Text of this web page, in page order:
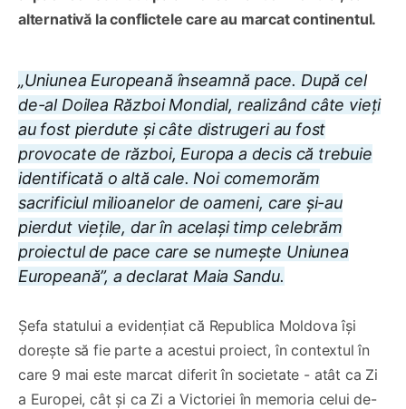
alternativă la conflictele care au marcat continentul.
„Uniunea Europeană înseamnă pace. După cel
de-al Doilea Război Mondial, realizând câte vieți
au fost pierdute și câte distrugeri au fost
provocate de război, Europa a decis că trebuie
identificată o altă cale. Noi comemorăm
sacrificiul milioanelor de oameni, care și-au
pierdut viețile, dar în același timp celebrăm
proiectul de pace care se numește Uniunea
Europeană”, a declarat Maia Sandu.
Șefa statului a evidențiat că Republica Moldova își
dorește să fie parte a acestui proiect, în contextul în
care 9 mai este marcat diferit în societate - atât ca Zi
a Europei, cât și ca Zi a Victoriei în memoria celui de-